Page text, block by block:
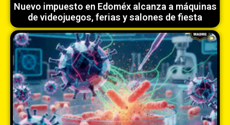
Nuevo impuesto en Edoméx alcanza a máquinas
de videojuegos, ferias y salones de fiesta